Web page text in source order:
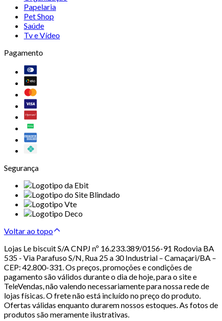
Papelaria
Pet Shop
Saúde
Tv e Vídeo
Pagamento
Segurança
Voltar ao topo
Lojas Le biscuit S/A CNPJ nº 16.233.389/0156-91 Rodovia BA
535 - Via Parafuso S/N, Rua 25 a 30 Industrial – Camaçari/BA –
CEP: 42.800-331. Os preços, promoções e condições de
pagamento são válidos durante o dia de hoje, para o site e
TeleVendas, não valendo necessariamente para nossa rede de
lojas físicas. O frete não está incluído no preço do produto.
Ofertas válidas enquanto durarem nossos estoques. As fotos de
produtos são meramente ilustrativas.